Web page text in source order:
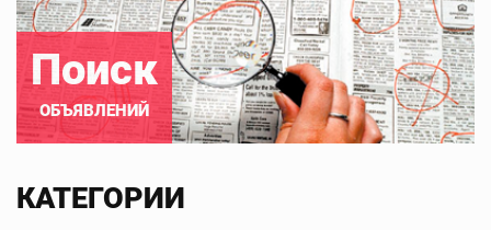
Поиск
ОБЪЯВЛЕНИЙ
КАТЕГОРИИ